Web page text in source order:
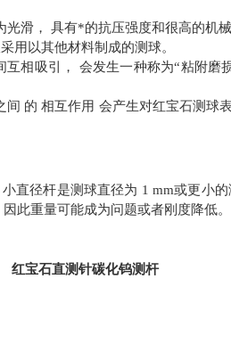
滑， 具有*的抗压强度和很高的机械
用以其他材料制成的测球。
相吸引， 会发生一种称为“粘附磨
的 相互作用 会产生对红宝石测球
直径杆是测球直径为 1 mm或更小
此重量可能成为问题或者刚度降低。
红宝石直测针碳化钨测杆